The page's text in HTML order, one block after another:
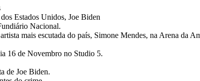
Estados Unidos, Joe Biden
Nacional.
mais escutada do país, Simone Mendes, na Arena da
16 de Novembro no Studio 5.
de Joe Biden.